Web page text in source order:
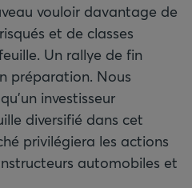
vouloir davantage de
et de classes
Un rallye de fin
préparation. Nous
investisseur
diversifié dans cet
privilégiera les actions
automobiles et